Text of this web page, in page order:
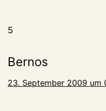
5
Bernos
23. September 2009 um